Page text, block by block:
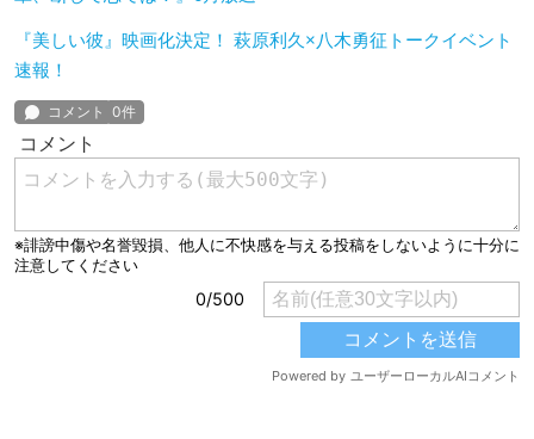
『美しい彼』映画化決定！ 萩原利久×八木勇征トークイベント
速報！